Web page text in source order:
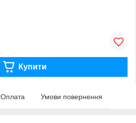
Купити
Оплата Умови повернення